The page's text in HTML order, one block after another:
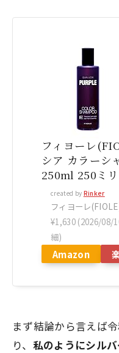
フィヨーレ
シア カラーシ
250ml 250ミ
created by Rinker
フィヨーレ
¥1,630 (2026/08/
細)
Amazon
まず結論から言えば
り、 私のようにシル